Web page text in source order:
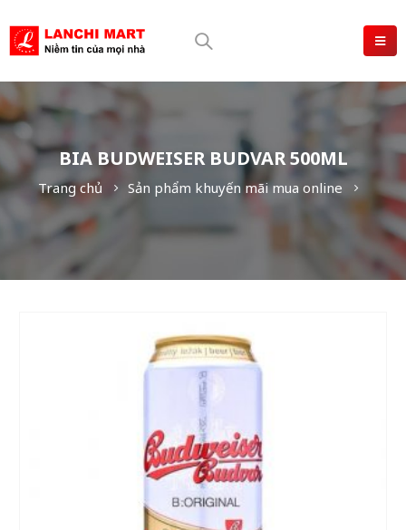
BIA BUDWEISER BUDVAR 500ML
Trang chủ Sản phẩm khuyến mãi mua online